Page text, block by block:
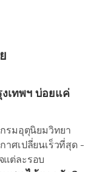
เทพฯ บ่อยแค่
รมอุตุนิยมวิทยา
าศเปลี่ยนเร็วที่สุด -
แต่ละรอบ